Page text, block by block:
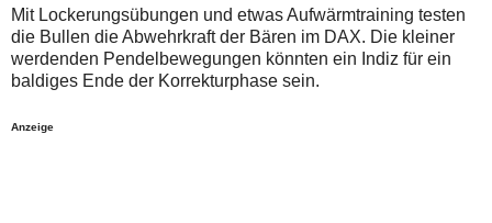
auch
Verstösse
gegen
die
Netiquette
oder
Missbrauch
Alternativ
sind
die
Post
auch
auf
Plattform
Mit Lockerungsübungen und etwas Aufwärmtraining testen
die Bullen die Abwehrkraft der Bären im DAX. Die kleiner
werdenden Pendelbewegungen könnten ein Indiz für ein
baldiges Ende der Korrekturphase sein.
Anzeige